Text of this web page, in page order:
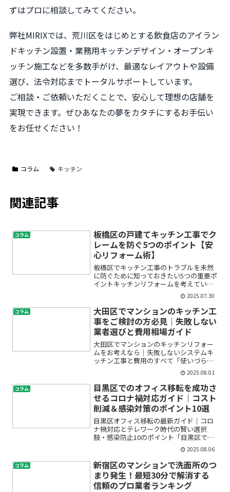
ずはプロに相談してみてください。
弊社MIRIXでは、荒川区をはじめとする飲食店のアイラン
ドキッチン設置・業務用キッチンデザイン・オープンキ
ッチン施工などを多数手がけ、最適なレイアウトや設備
選び、法令対応までトータルサポートしています。
ご相談・ご依頼いただくことで、安心して理想の店舗を
実現できます。ぜひあなたの夢をカタチにするお手伝い
をお任せください！
コラム キッチン
関連記事
コラム
板橋区の戸建てキッチン工事でク
レームを防ぐ5つのポイント【安
心リフォーム術】
板橋区でキッチン工事のトラブルを未然
に防ぐために知っておきたい5つの重要ポ
イントキッチンリフォームを考えている
板橋区の戸建てオーナーの方へ。「リフ
ォーム工事で思わぬトラブルが起きたら
どうしよう」「失敗やクレームになった
ら家族にも迷惑が…」こ...
2025.07.30
コラム
大田区でマンションのキッチン工
事をご検討の方必見｜失敗しない
業者選びと費用相場ガイド
大田区でマンションのキッチンリフォー
ムをお考えなら｜失敗しないシステムキ
ッチン工事と費用のすべて「使いづらい
キッチンを新しくしたいけれど、マンシ
ョン特有の制約や費用が心配」「業者選
びで失敗しないか不安」「希望する対面
キッチンが実現できるの？...
2025.08.01
コラム
目黒区でのオフィス移転を成功さ
せるコロナ禍対応ガイド｜コスト
削減＆感染対策のポイント10選
目黒区オフィス移転の最新ガイド｜コロ
ナ禍対応とテレワーク時代の賢い選択
肢・感染防止10のポイント「目黒区でオ
フィス移転を検討しているけれど、コロ
ナ禍の影響やテレワークとの両立、感染
対策まで考えると不安でいっぱい…」そ
んなお悩みはありませんか...
2025.08.06
コラム
新宿区のマンションで洗面所のつ
まり発生！最短30分で解消する
信頼のプロ業者ランキング